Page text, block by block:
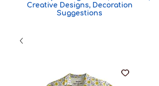
Creative Designs, Decoration
Suggestions